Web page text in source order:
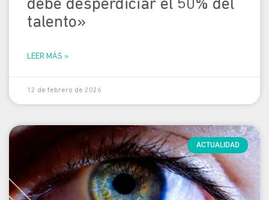
debe desperdiciar el 50% del
talento»
LEER MÁS »
12 de febrero de 2026
ACTUALIDAD